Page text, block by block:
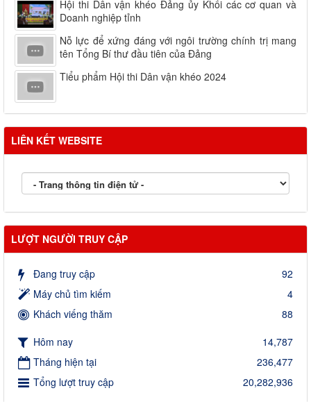
Hội thi Dân vận khéo Đảng ủy Khối các cơ quan và
Doanh nghiệp tỉnh
Nỗ lực để xứng đáng với ngôi trường chính trị mang
tên Tổng Bí thư đầu tiên của Đảng
Tiểu phẩm Hội thi Dân vận khéo 2024
LIÊN KẾT WEBSITE
LƯỢT NGƯỜI TRUY CẬP
Đang truy cập
92
Máy chủ tìm kiếm
4
Khách viếng thăm
88
Hôm nay
14,787
Tháng hiện tại
236,477
Tổng lượt truy cập
20,282,936